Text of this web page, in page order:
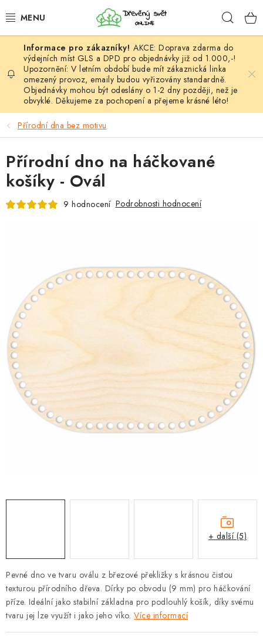
na
HÁČKOVÁNÍ
VYPLÉTÁNÍ
PŘÍZE
DOPLŇKY
TVOŘENÍ
VELKOOBCHOD
Doprava a platba Vrácení zboží a reklamace
Časté otázky
Kontakt
Moje objednávka
Obchodní podmínky
Ochrana osobních údajů
Hodnocení obchodu
Oblíbené produkty
Věrnostní program
AKCE: Doprava zdarma do
výdejních míst GLS a DPD pro objednávky již od 1.000,-!
Upozornění: V letním období bude mít zákaznická linka
omezený provoz, emaily budou vyřizovány standardně.
Objednávky mohou být odeslány o 1-2 dny později, než je
obvyklé. Děkujeme za pochopení a přejeme krásné léto!
Přírodní dna bez motivu
Pevné dno ve tvaru oválu z březové překližky s krásnou čistou
texturou přírodního dřeva. Dírky po obvodu (9 mm) pro háčkování
příze. Ideální jako stabilní základna pro podlouhlý košík, díky svému
tvaru jej lze využít i jako jeho víko. Více informací
Přírodní dno na háčkované
košíky - Ovál
9 hodnocení Podrobnosti hodnocení
+ další (5)